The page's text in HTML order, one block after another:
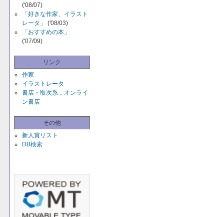
('08/07)
「好きな作家、イラスト
レータ」
('08/03)
「おすすめの本」
('07/09)
リンク
作家
イラストレータ
書店・取次系，オンライ
ン書店
その他
新人賞リスト
DB検索